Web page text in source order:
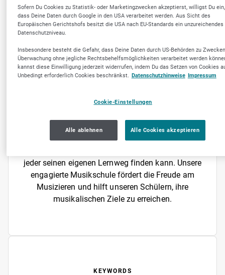
Individuelle
Gitarrenschule für alle
Altersgruppen
Die A-String-Gitarrenschule bietet professionellen
Gitarrenunterricht für Anfänger und Fortgeschrittene.
wir Technikunterricht, Harmonielehre und
Einzelunterricht, Gruppenunterricht und spezielle
Eltern-Kind-Kurse. Bei uns stehen die individuellen
jeder seinen eigenen Lernweg finden kann. Unsere
engagierte Musikschule fördert die Freude am
Musizieren und hilft unseren Schülern, ihre
musikalischen Ziele zu erreichen.
KEYWORDS
Sofern Du Cookies zu Statistik- oder Marketingzwecken akzeptierst, willigst Du ein,
dass Deine Daten durch Google in den USA verarbeitet werden. Aus Sicht des
Europäischen Gerichtshofs besitzt die USA nach EU-Standards ein unzureichendes
Datenschutzniveau.
Insbesondere besteht die Gefahr, dass Deine Daten durch US-Behörden zu
Überwachung ohne jegliche Rechtsbehelfsmöglichkeiten verarbeitet werden
kannst diese Einwilligung jederzeit widerrufen, indem Du das Setzen von Cookies
Unbedingt erforderlich Cookies beschränkst. Datenschutzhinweise Impressum
Cookie-Einstellungen
Alle ablehnen Alle Cookies akzeptieren